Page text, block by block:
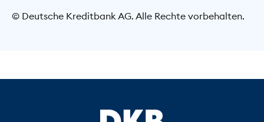
© Deutsche Kreditbank AG. Alle Rechte vorbehalten.